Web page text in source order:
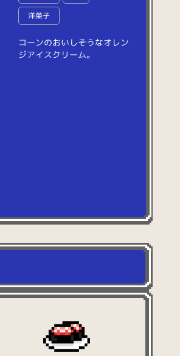
洋菓子
コーンのおい しそうなオ レ ン
ジアイスク リ ーム。